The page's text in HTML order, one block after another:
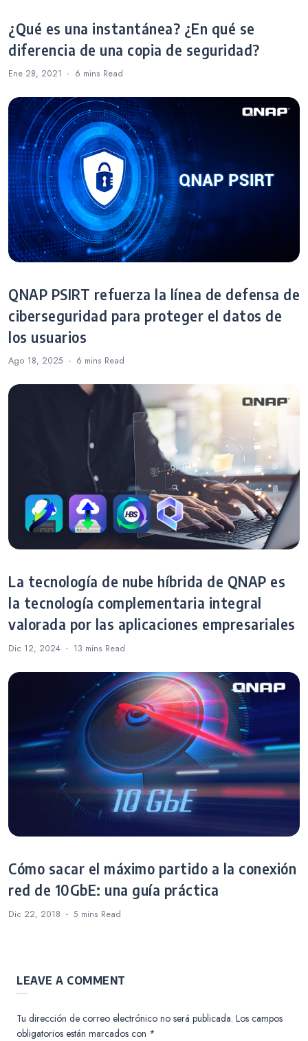
¿Qué es una instantánea? ¿En qué se
diferencia de una copia de seguridad?
Ene 28, 2021 6 mins Read
QNAP PSIRT refuerza la línea de defensa de
ciberseguridad para proteger el datos de
los usuarios
Ago 18, 2025 6 mins Read
La tecnología de nube híbrida de QNAP es
la tecnología complementaria integral
valorada por las aplicaciones empresariales
Dic 12, 2024 13 mins Read
Cómo sacar el máximo partido a la conexión
red de 10GbE: una guía práctica
Dic 22, 2018 5 mins Read
LEAVE A COMMENT
Tu dirección de correo electrónico no será publicada. Los campos
obligatorios están marcados con *